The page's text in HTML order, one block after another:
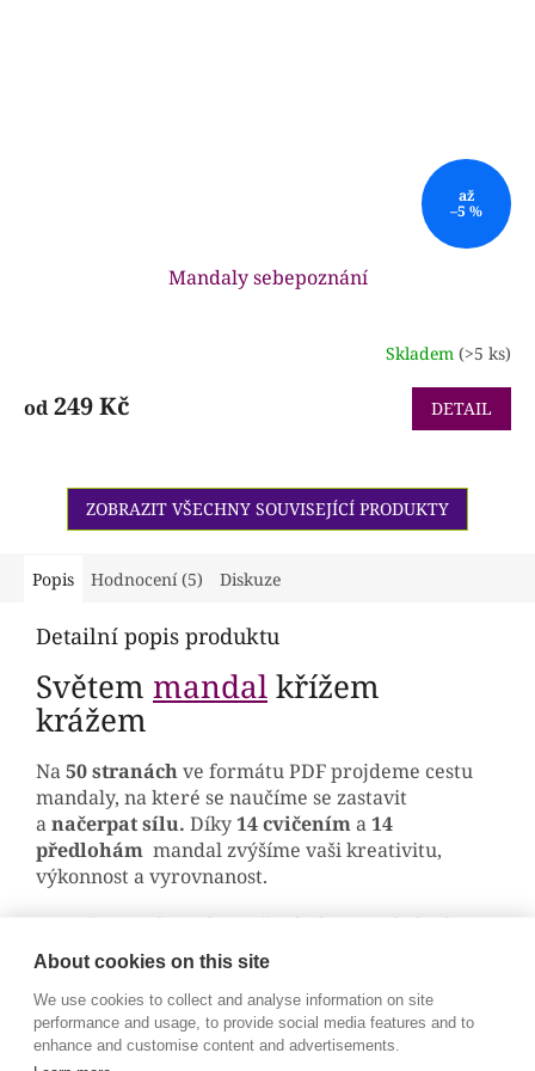
až
–5 %
Mandaly sebepoznání
produktu
je
hvězdiček.
Skladem(>5 ks)
od249 Kč DETAIL
ZOBRAZIT VŠECHNY SOUVISEJÍCÍ PRODUKTY
Popis Hodnocení (5) Diskuze
Detailní popis produktu
Světem mandalkřížem
krážem
Na50 stranáchve formátu PDF projdeme cestu
mandaly, na které se naučíme se zastavit
anačerpat sílu. Díky14 cvičeníma14
předlohám mandal zvýšíme vaši kreativitu,
výkonnost a vyrovnanost.
Na našem webu je ke stažení zdarma
, ale budeme
rádi, když podpoříte naši činnost a koupíte si ji za
symbolický poplatek.
S e-bookem získáte
About cookies on this site
We use cookies to collect and analyse information on site
performance and usage, to provide social media features and to
enhance and customise content and advertisements.